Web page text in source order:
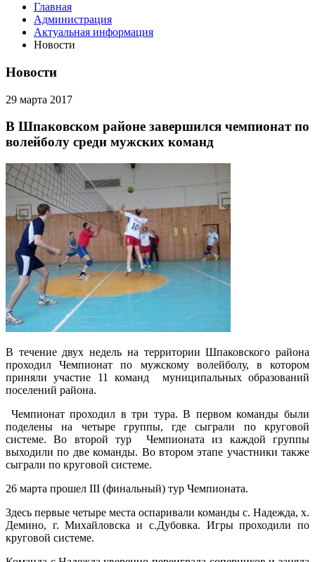
Главная
Администрация
Актуальная информация
Новости
Новости
29 марта 2017
В Шпаковском районе завершился чемпионат по
волейболу среди мужских команд
В течение двух недель на территории Шпаковского района
проходил Чемпионат по мужскому волейболу, в котором
приняли участие 11 команд муниципальных образований
поселений района.
Чемпионат проходил в три тура. В первом команды были
поделены на четыре группы, где сыграли по круговой
системе. Во второй тур Чемпионата из каждой группы
выходили по две команды. Во втором этапе участники также
сыграли по круговой системе.
26 марта прошел III (финальный) тур Чемпионата.
Здесь первые четыре места оспаривали команды с. Надежда, х.
Демино, г. Михайловска и с.Дубовка. Игры проходили по
круговой системе.